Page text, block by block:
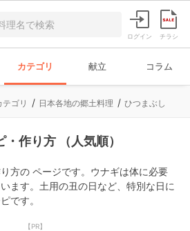
ログイン チラシ
カテゴリ 献立 コラム
テゴリ 日本各地の郷土料理 ひつまぶし
作り方 （人気順）
方の ページです。ウナギは体に必要
ます。土用の丑の日など、特別な日に
です。
【PR】